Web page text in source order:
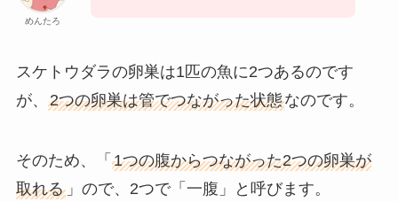
めんたろ
スケトウダラの卵巣は1匹の魚に2つあるのです
が、 2つの卵巣は管でつながった状態なのです。
そのため、「 1つの腹からつながった2つの卵巣が
取れる」ので、2つで「一腹」と呼びます。